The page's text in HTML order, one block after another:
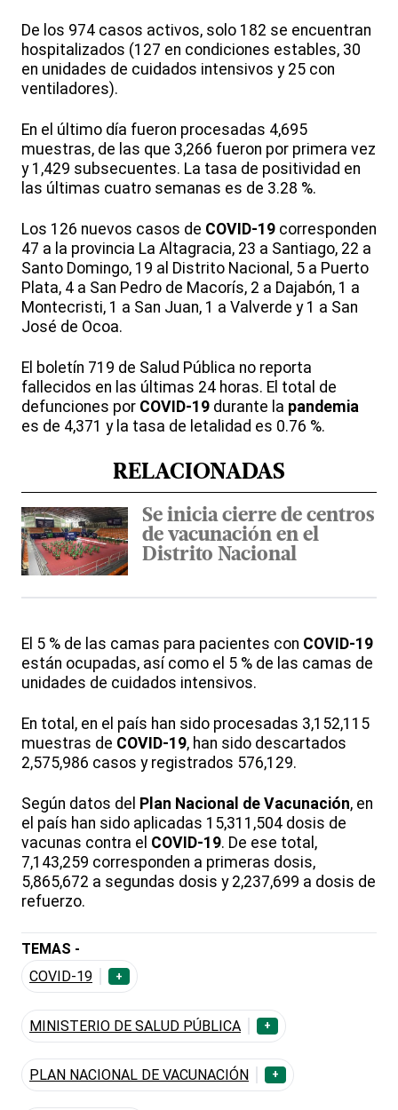
De los 974 casos activos, solo 182 se encuentran
hospitalizados (127 en condiciones estables, 30
en unidades de cuidados intensivos y 25 con
ventiladores).
En el último día fueron procesadas 4,695
muestras, de las que 3,266 fueron por primera vez
y 1,429 subsecuentes. La tasa de positividad en
las últimas cuatro semanas es de 3.28 %.
Los 126 nuevos casos de COVID-19 corresponden
47 a la provincia La Altagracia, 23 a Santiago, 22 a
Santo Domingo, 19 al Distrito Nacional, 5 a Puerto
Plata, 4 a San Pedro de Macorís, 2 a Dajabón, 1 a
Montecristi, 1 a San Juan, 1 a Valverde y 1 a San
José de Ocoa.
El boletín 719 de Salud Pública no reporta
fallecidos en las últimas 24 horas. El total de
defunciones por COVID-19 durante la pandemia
es de 4,371 y la tasa de letalidad es 0.76 %.
RELACIONADAS
Se inicia cierre de centros
de vacunación en el
Distrito Nacional
El 5 % de las camas para pacientes con COVID-19
están ocupadas, así como el 5 % de las camas de
unidades de cuidados intensivos.
En total, en el país han sido procesadas 3,152,115
muestras de COVID-19, han sido descartados
2,575,986 casos y registrados 576,129.
Según datos del Plan Nacional de Vacunación, en
el país han sido aplicadas 15,311,504 dosis de
vacunas contra el COVID-19. De ese total,
7,143,259 corresponden a primeras dosis,
5,865,672 a segundas dosis y 2,237,699 a dosis de
refuerzo.
TEMAS -
COVID-19
+
MINISTERIO DE SALUD PÚBLICA +
PLAN NACIONAL DE VACUNACIÓN +